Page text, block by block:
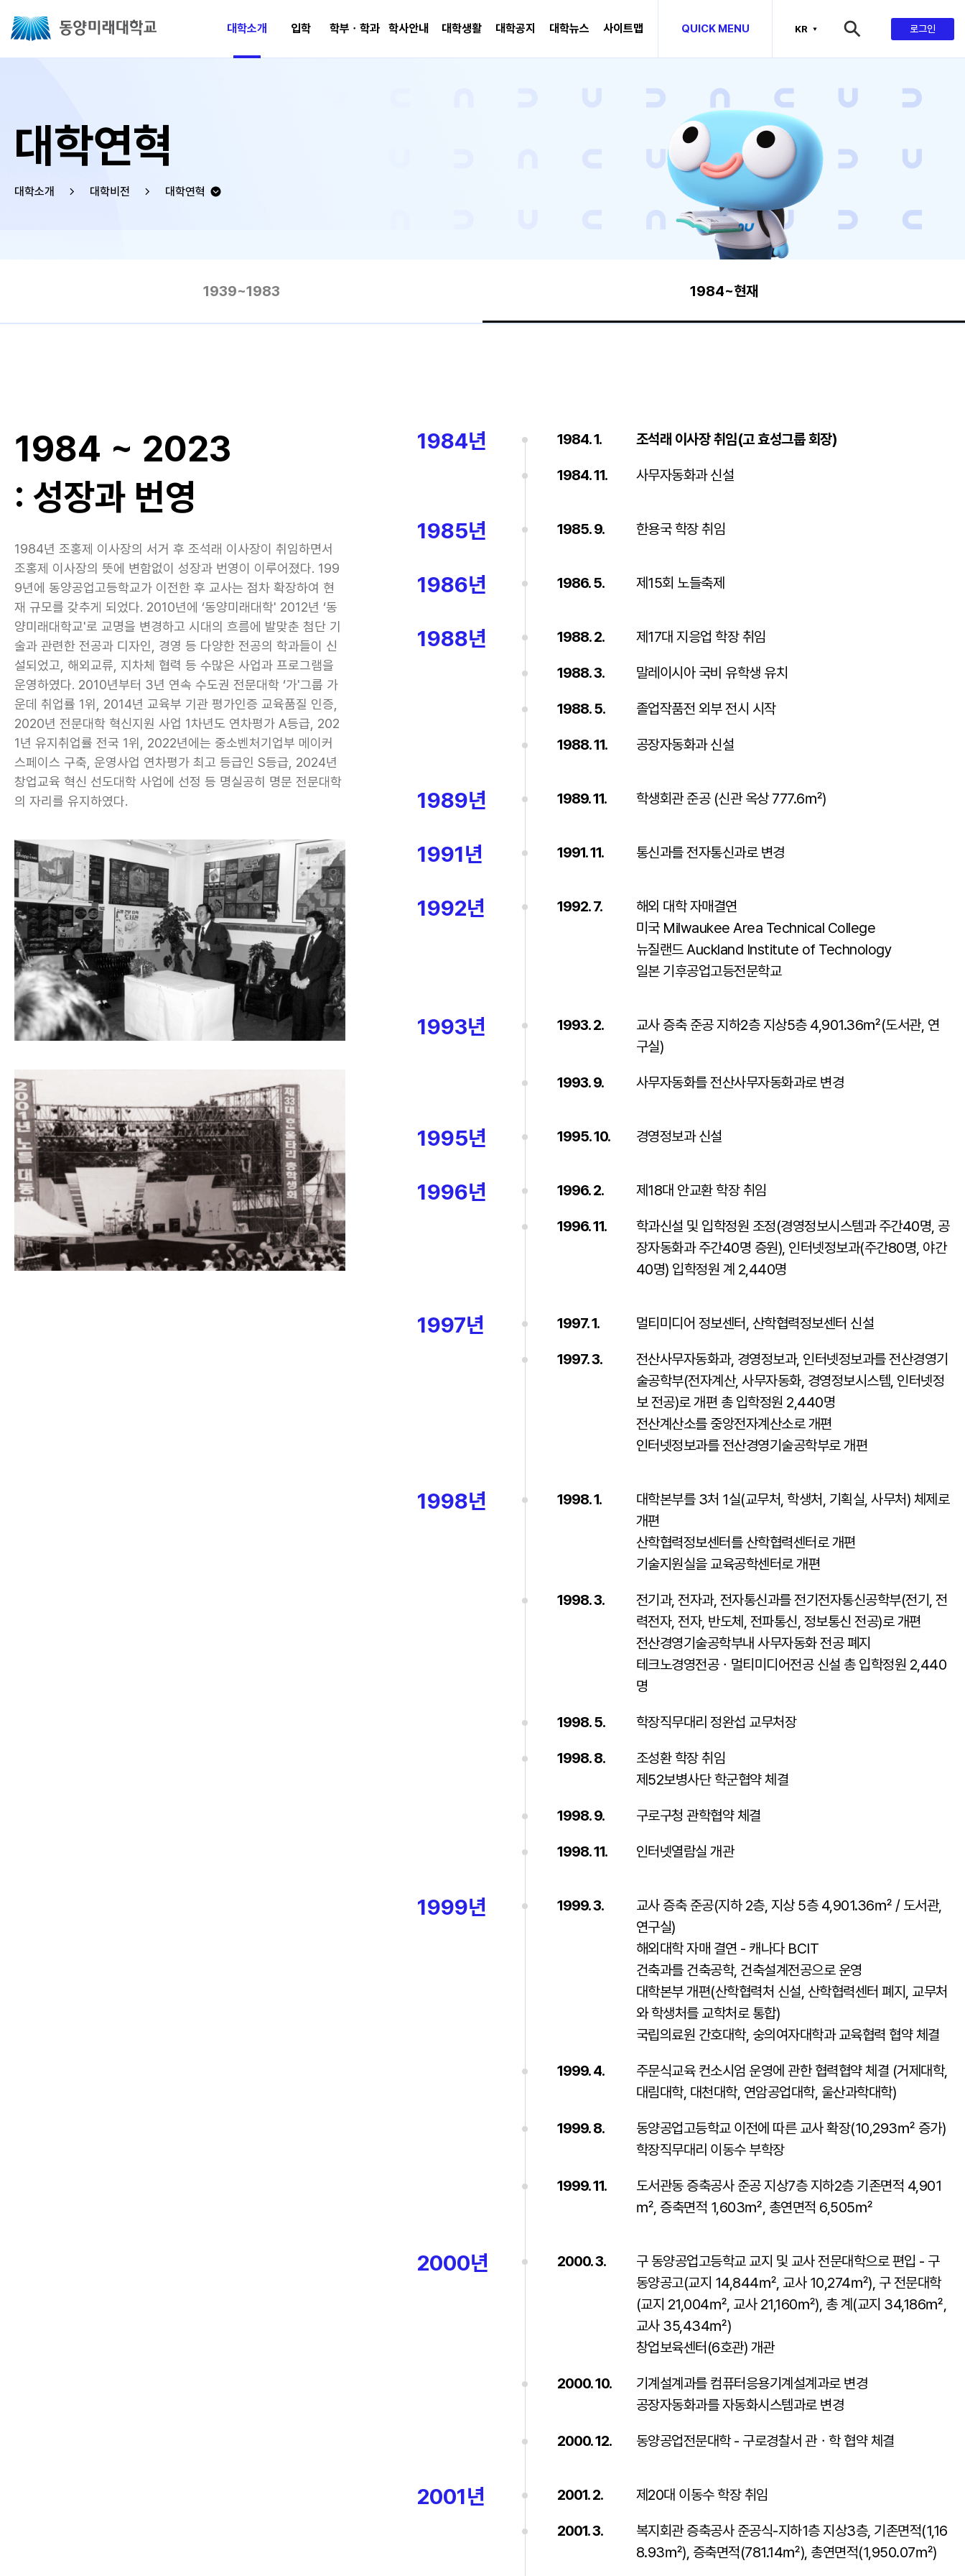
대학소개 입학 학부ㆍ학과 학사안내 대학생활 대학공지 대학뉴스 사이트맵 QUICK MENU KR 로그인
대학연혁
대학소개 대학비전 대학연혁
1939~1983 1984~현재
1984 ~ 2023
: 성장과 번영
1984년 조홍제 이사장의 서거 후 조석래 이사장이 취임하면서
조홍제 이사장의 뜻에 변함없이 성장과 번영이 이루어졌다. 199
9년에 동양공업고등학교가 이전한 후 교사는 점차 확장하여 현
재 규모를 갖추게 되었다. 2010년에 ‘동양미래대학' 2012년 ‘동
양미래대학교'로 교명을 변경하고 시대의 흐름에 발맞춘 첨단 기
술과 관련한 전공과 디자인, 경영 등 다양한 전공의 학과들이 신
설되었고, 해외교류, 지차체 협력 등 수많은 사업과 프로그램을
운영하였다. 2010년부터 3년 연속 수도권 전문대학 ‘가'그룹 가
운데 취업률 1위, 2014년 교육부 기관 평가인증 교육품질 인증,
2020년 전문대학 혁신지원 사업 1차년도 연차평가 A등급, 202
1년 유지취업률 전국 1위, 2022년에는 중소벤처기업부 메이커
스페이스 구축, 운영사업 연차평가 최고 등급인 S등급, 2024년
창업교육 혁신 선도대학 사업에 선정 등 명실공히 명문 전문대학
의 자리를 유지하였다.
1984년 1984. 1. 조석래 이사장 취임(고 효성그룹 회장)
1984. 11. 사무자동화과 신설
1985년 1985. 9. 한용국 학장 취임
1986년 1986. 5. 제15회 노들축제
1988년 1988. 2. 제17대 지응업 학장 취임
1988. 3. 말레이시아 국비 유학생 유치
1988. 5. 졸업작품전 외부 전시 시작
1988. 11. 공장자동화과 신설
1989년 1989. 11. 학생회관 준공 (신관 옥상 777.6㎡)
1991년 1991. 11. 통신과를 전자통신과로 변경
1992년 1992. 7.
해외 대학 자매결연
미국 Milwaukee Area Technical College
뉴질랜드 Auckland Institute of Technology
일본 기후공업고등전문학교
1993년 1993. 2.
교사 증축 준공 지하2층 지상5층 4,901.36㎡(도서관, 연
구실)
1993. 9. 사무자동화를 전산사무자동화과로 변경
1995년 1995. 10. 경영정보과 신설
1996년 1996. 2. 제18대 안교환 학장 취임
1996. 11.
학과신설 및 입학정원 조정(경영정보시스템과 주간40명, 공
장자동화과 주간40명 증원), 인터넷정보과(주간80명, 야간
40명) 입학정원 계 2,440명
1997년 1997. 1. 멀티미디어 정보센터, 산학협력정보센터 신설
1997. 3.
전산사무자동화과, 경영정보과, 인터넷정보과를 전산경영기
술공학부(전자계산, 사무자동화, 경영정보시스템, 인터넷정
보 전공)로 개편 총 입학정원 2,440명
전산계산소를 중앙전자계산소로 개편
인터넷정보과를 전산경영기술공학부로 개편
1998년 1998. 1.
대학본부를 3처 1실(교무처, 학생처, 기획실, 사무처) 체제로
개편
산학협력정보센터를 산학협력센터로 개편
기술지원실을 교육공학센터로 개편
1998. 3.
전기과, 전자과, 전자통신과를 전기전자통신공학부(전기, 전
력전자, 전자, 반도체, 전파통신, 정보통신 전공)로 개편
전산경영기술공학부내 사무자동화 전공 폐지
테크노경영전공ㆍ멀티미디어전공 신설 총 입학정원 2,440
명
1998. 5. 학장직무대리 정완섭 교무처장
1998. 8.
조성환 학장 취임
제52보병사단 학군협약 체결
1998. 9. 구로구청 관학협약 체결
1998. 11. 인터넷열람실 개관
1999년 1999. 3.
교사 증축 준공(지하 2층, 지상 5층 4,901.36㎡ / 도서관,
연구실)
해외대학 자매 결연 - 캐나다 BCIT
건축과를 건축공학, 건축설계전공으로 운영
대학본부 개편(산학협력처 신설, 산학협력센터 폐지, 교무처
와 학생처를 교학처로 통합)
국립의료원 간호대학, 숭의여자대학과 교육협력 협약 체결
1999. 4.
주문식교육 컨소시엄 운영에 관한 협력협약 체결 (거제대학,
대림대학, 대천대학, 연암공업대학, 울산과학대학)
1999. 8.
동양공업고등학교 이전에 따른 교사 확장(10,293㎡ 증가)
학장직무대리 이동수 부학장
1999. 11.
도서관동 증축공사 준공 지상7층 지하2층 기존면적 4,901
㎡, 증축면적 1,603㎡, 총연면적 6,505㎡
2000년 2000. 3.
구 동양공업고등학교 교지 및 교사 전문대학으로 편입 - 구
동양공고(교지 14,844㎡, 교사 10,274㎡), 구 전문대학
(교지 21,004㎡, 교사 21,160㎡), 총 계(교지 34,186㎡,
교사 35,434㎡)
창업보육센터(6호관) 개관
2000. 10.
기계설계과를 컴퓨터응용기계설계과로 변경
공장자동화과를 자동화시스템과로 변경
2000. 12. 동양공업전문대학 - 구로경찰서 관ㆍ학 협약 체결
2001년 2001. 2. 제20대 이동수 학장 취임
2001. 3.
복지회관 증축공사 준공식-지하1층 지상3층, 기존면적(1,16
8.93㎡), 증축면적(781.14㎡), 총연면적(1,950.07㎡)